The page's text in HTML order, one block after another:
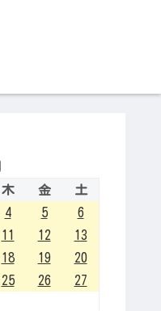
木 金
土
4 5
6
11 12
13
18 19
20
25 26
27